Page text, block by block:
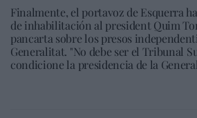
Finalmente, el portavoz de Esquerra
de inhabilitación al president Quim
pancarta sobre los presos
Generalitat. "No debe ser el Tribunal
condicione la presidencia de la